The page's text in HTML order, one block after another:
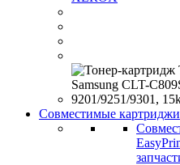
Совместимые картриджи